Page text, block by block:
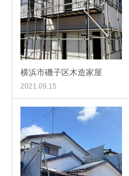
横浜市磯子区木造家屋
2021.09.15